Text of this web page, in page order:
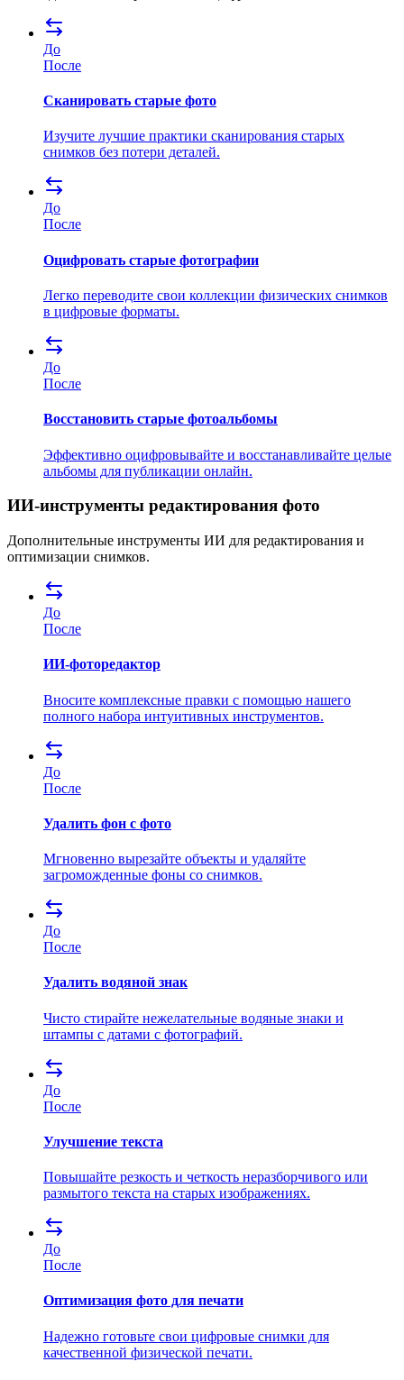
До
После
Сканировать старые фото
Изучите лучшие практики сканирования старых
снимков без потери деталей.
До
После
Оцифровать старые фотографии
Легко переводите свои коллекции физических снимков
в цифровые форматы.
До
После
Восстановить старые фотоальбомы
Эффективно оцифровывайте и восстанавливайте целые
альбомы для публикации онлайн.
ИИ-инструменты редактирования фото
Дополнительные инструменты ИИ для редактирования и
оптимизации снимков.
До
После
ИИ-фоторедактор
Вносите комплексные правки с помощью нашего
полного набора интуитивных инструментов.
До
После
Удалить фон с фото
Мгновенно вырезайте объекты и удаляйте
загроможденные фоны со снимков.
До
После
Удалить водяной знак
Чисто стирайте нежелательные водяные знаки и
штампы с датами с фотографий.
До
После
Улучшение текста
Повышайте резкость и четкость неразборчивого или
размытого текста на старых изображениях.
До
После
Оптимизация фото для печати
Надежно готовьте свои цифровые снимки для
качественной физической печати.